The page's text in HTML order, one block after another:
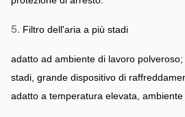
5. Filtro dell'aria a più stadi
adatto ad ambiente di lavoro
stadi, grande dispositivo di
adatto a temperatura elevata, ambiente